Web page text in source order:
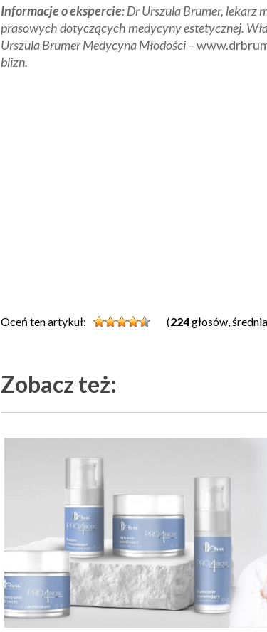
Informacje o ekspercie: Dr Urszula Brumer, lekarz
prasowych dotyczących medycyny estetycznej.
Urszula Brumer Medycyna Młodości –
blizn.
Oceń ten artykuł: (224głosów,
Zobacz też: